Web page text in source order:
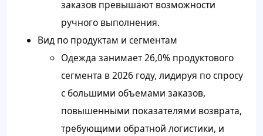
заказов превышают возможности
ручного выполнения.
Вид по продуктам и сегментам
Одежда занимает 26,0% продуктового
сегмента в 2026 году, лидируя по спросу
с большими объемами заказов,
повышенными показателями возврата,
требующими обратной логистики, и